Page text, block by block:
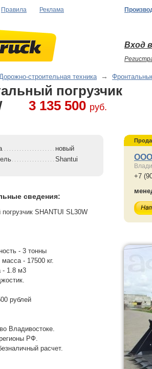
Правила Реклама
Вход
строительная техника →
погрузчик
3 135 500 руб.
новый
Shantui
сведения:
SHANTUI SL30W
- 3 тонны
- 17500 кг.
- 1.8 м3
рублей
Владивостоке.
РФ.
расчет.
+7